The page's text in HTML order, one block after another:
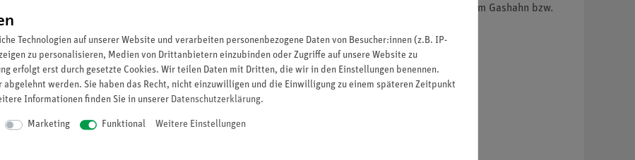
entsprechend der Norm 30665 nicht vollständig abstellbar. Daher brennt auch bei geschlossenem Gashahn bzw.
an der zentralen Absperrung im Labor abgestellt werden)
über Rändelschraube
Technologien auf unserer Website und verarbeiten personenbezogene Daten von Besucher:innen (z.B. IP-
zu personalisieren, Medien von Drittanbietern einzubinden oder Zugriffe auf unsere Website zu
erfolgt erst durch gesetzte Cookies. Wir teilen Daten mit Dritten, die wir in den Einstellungen benennen.
werden. Sie haben das Recht, nicht einzuwilligen und die Einwilligung zu einem späteren Zeitpunkt
Informationen finden Sie in unserer Daten­schutz­erklärung.
Marketing Funktional Weitere Einstellungen